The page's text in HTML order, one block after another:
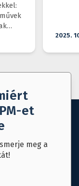
2025.
et
meg a